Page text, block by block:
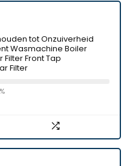
tot Onzuiverheid
Wasmachine Boiler
Front Tap
Filter